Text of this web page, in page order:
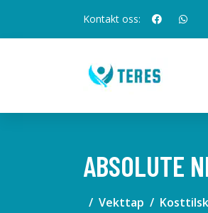
Kontakt oss:
ABSOLUTE
Vekttap